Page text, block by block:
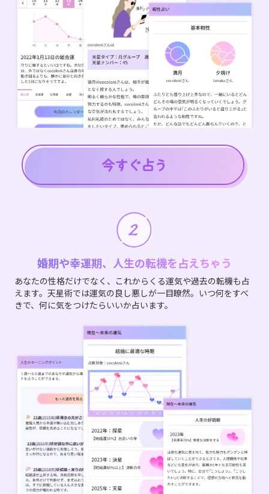
婚期や幸運期、人生の転機を占えちゃう
あなたの性格だけでなく、これからくる運気や過去の転機も占
えます。天星術では運気の良し悪しが一目瞭然。いつ何をすべ
きで、何に気をつけたらいいか占います。